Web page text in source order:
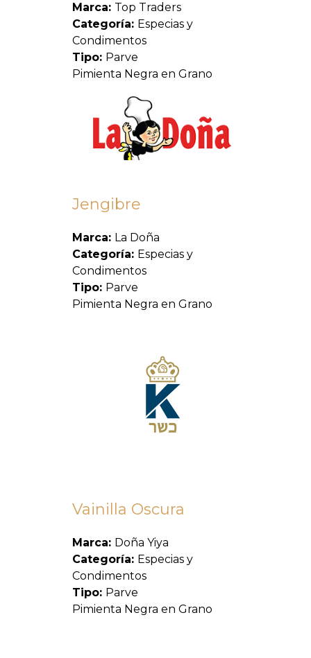
Marca: Top Traders
Categoría: Especias y
Condimentos
Tipo: Parve
Pimienta Negra en Grano
Jengibre
Marca: La Doña
Categoría: Especias y
Condimentos
Tipo: Parve
Pimienta Negra en Grano
Vainilla Oscura
Marca: Doña Yiya
Categoría: Especias y
Condimentos
Tipo: Parve
Pimienta Negra en Grano